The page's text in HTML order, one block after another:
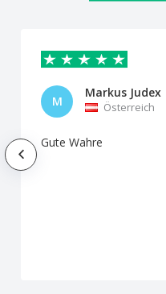
M
Markus Judex
Österreich
Gute Wahre